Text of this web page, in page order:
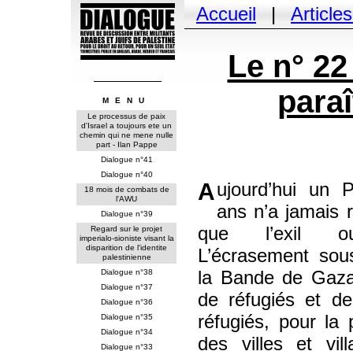
MENU
Le processus de paix
d'Israel a toujours ete un
chemin qui ne mene nulle
part - Ilan Pappe
Dialogue n°41
Dialogue n°40
18 mois de combats de
l'AWU
Dialogue n°39
Regard sur le projet
imperialo-sioniste visant la
disparition de l'identite
palestinienne
Dialogue n°38
Dialogue n°37
Dialogue n°36
Dialogue n°35
Dialogue n°34
Dialogue n°33
Accueil |
Le n°
Aujourd’hui un Palestinien de 60
ans n’a jamais
que l’exil ou
L’écrasement
la Bande de
de réfugiés et
réfugiés, pour la
des villes et